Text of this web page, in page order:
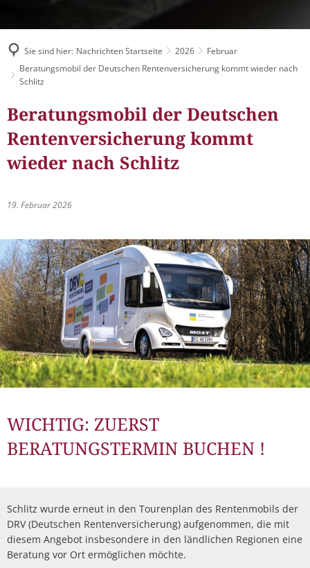
Konzertsaal LMAH
Schlitzer Geschichten
Sie sind hier: Nachrichten Startseite 2026
Februar
Beratungsmobil der Deutschen Rentenversicherung kommt wieder nach
Schlitz
Beratungsmobil der Deutschen
Rentenversicherung kommt
wieder nach Schlitz
19. Februar 2026
WICHTIG: ZUERST
BERATUNGSTERMIN BUCHEN !
Schlitz wurde erneut in den Tourenplan des Rentenmobils der
DRV (Deutschen Rentenversicherung) aufgenommen, die mit
diesem Angebot insbesondere in den ländlichen Regionen eine
Beratung vor Ort ermöglichen möchte.